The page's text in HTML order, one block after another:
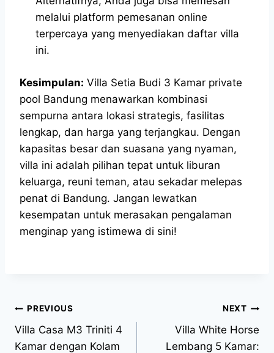
melalui platform pemesanan online
terpercaya yang menyediakan daftar villa
ini.
Kesimpulan: Villa Setia Budi 3 Kamar private
pool Bandung menawarkan kombinasi
sempurna antara lokasi strategis, fasilitas
lengkap, dan harga yang terjangkau. Dengan
kapasitas besar dan suasana yang nyaman,
villa ini adalah pilihan tepat untuk liburan
keluarga, reuni teman, atau sekadar melepas
penat di Bandung. Jangan lewatkan
kesempatan untuk merasakan pengalaman
menginap yang istimewa di sini!
PREVIOUS
Villa Casa M3 Triniti 4
Kamar dengan Kolam
NEXT
Villa White Horse
Lembang 5 Kamar: